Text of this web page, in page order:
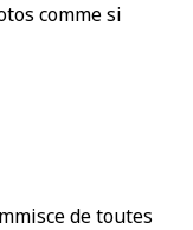
comme si
de toutes